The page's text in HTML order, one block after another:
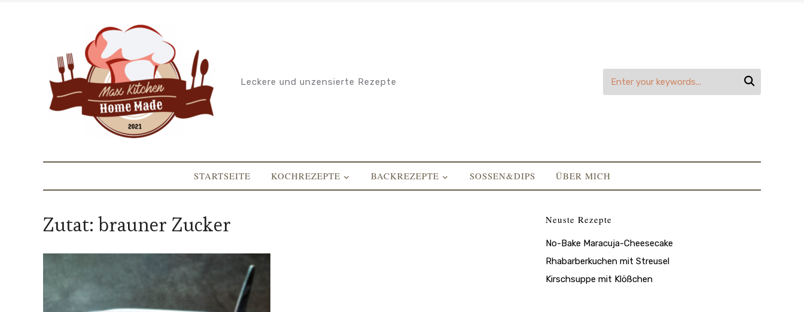
Leckere und unzensierte Rezepte 
STARTSEITE KOCHREZEPTE BACKREZEPTE SOSSEN&DIPS ÜBER MICH
Zutat:brauner Zucker Neuste Rezepte
No-Bake Maracuja-Cheesecake
Rhabarberkuchen mit Streusel
Kirschsuppe mit Klößchen